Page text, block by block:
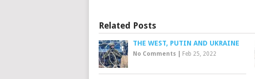
Related Posts
THE WEST, PUTIN AND UKRAINE
No Comments Feb 25, 2022